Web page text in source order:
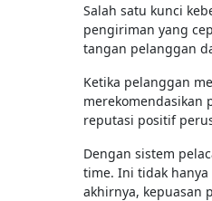
Salah satu kunci
pengiriman yang
tangan pelanggan
Ketika pelanggan
merekomendasikan
reputasi positif
Dengan sistem
time. Ini tidak
akhirnya, kepuasan